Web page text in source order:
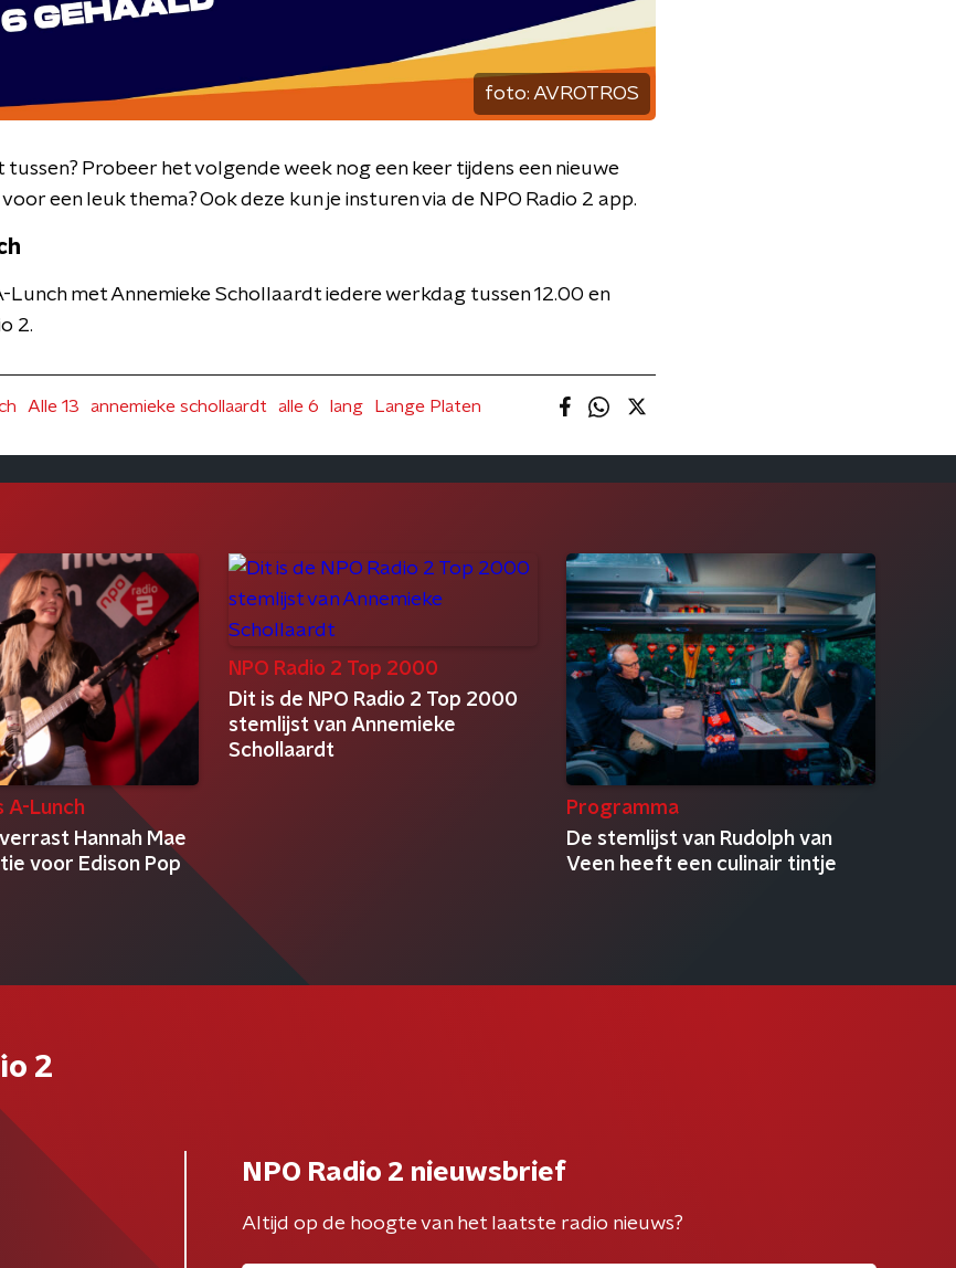
foto: AVROTROS
Probeer het volgende week nog een keer tijdens een nieuwe
een leuk thema? Ook deze kun je insturen via de NPO Radio 2 app.
Lunch met Annemieke Schollaardt iedere werkdag tussen 12.00 en
2.
Alle 13 annemieke schollaardt alle 6 lang Lange Platen
A-Lunch
Hannah Mae
voor Edison Pop
NPO Radio 2 Top 2000
Dit is de NPO Radio 2 Top 2000
stemlijst van Annemieke
Schollaardt
Programma
De stemlijst van Rudolph van
Veen heeft een culinair tintje
2
NPO Radio 2 nieuwsbrief
Altijd op de hoogte van het laatste radio nieuws?